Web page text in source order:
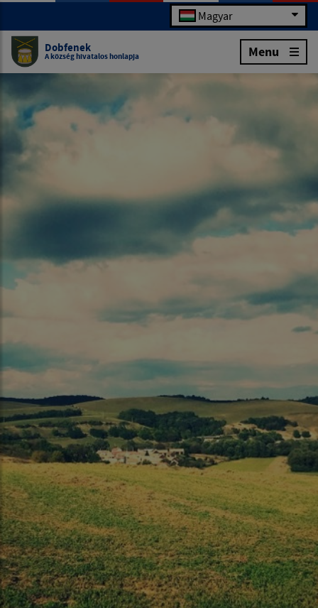
Magyar
Dobfenek
A község hivatalos honlapja Menu